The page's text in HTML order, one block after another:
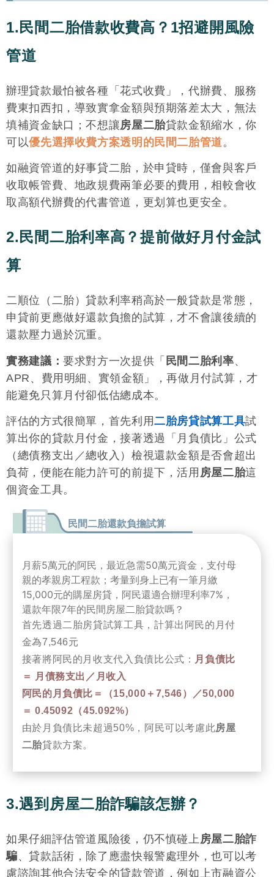
1.民間二胎借款收費高？1招避開風險
管道
辦理貸款最怕被各種「花式收費」，代辦費、服務
費東扣西扣，導致實拿金額與預期落差太大，無法
填補資金缺口；不想讓房屋二胎貸款金額縮水，你
可以優先選擇收費方案透明的民間二胎管道。
如融資管道的好事貸二胎，於申貸時，僅會與客戶
收取帳管費、地政規費兩筆必要的費用，相較會收
取高額代辦費的代書管道，更划算也更安全。
2.民間二胎利率高？提前做好月付金試
算
二順位（二胎）貸款利率稍高於一般貸款是常態，
申貸前更應做好還款負擔的試算，才不會讓後續的
還款壓力過於沉重。
實務建議：要求對方一次提供「 民間二胎利率、
APR、費用明細、實領金額」，再做月付試算，才
能避免只算月付卻低估總成本。
評估的方式很簡單，首先利用二胎房貸試算工具試
算出你的貸款月付金，接著透過「月負債比」公式
（總債務支出／總收入）檢視還款金額是否會超出
負荷，便能在能力許可的前提下，活用 房屋二胎這
個資金工具。
民間二胎還款負擔試算
月薪5萬元的阿民，最近急需50萬元資金，支付母
親的孝親房工程款；考量到身上已有一筆月繳
15,000元的購屋房貸，阿民還適合辦理利率7%，
還款年限7年的民間房屋二胎貸款嗎？
首先透過二胎房貸試算工具，計算出阿民的月付
金為7,546元
接著將阿民的月收支代入負債比公式： 月負債比
＝ 月債務支出／月收入
阿民的月負債比＝（15,000＋7,546）／50,000
＝ 0.45092（45.092%）
由於月負債比未超過50%，阿民可以考慮此房屋
二胎貸款方案。
3.遇到房屋二胎詐騙該怎辦？
如果仔細評估管道風險後，仍不慎碰上房屋二胎詐
騙、貸款話術，除了應盡快報警處理外，也可以考
慮諮詢其他合法安全的貸款管道，例如上市融資公